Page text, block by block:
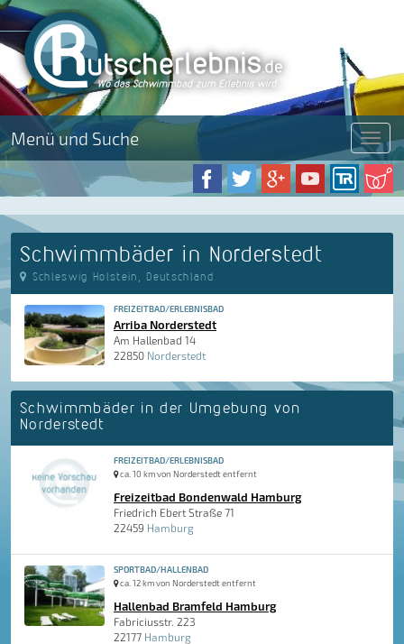
Menü und Suche Menü
Schwimmbäder in Norderstedt
Schleswig Holstein, Deutschland
FREIZEITBAD/ERLEBNISBAD
Arriba Norderstedt
Am Hallenbad 14
22850 Norderstedt
Schwimmbäder in der Umgebung von
Norderstedt
FREIZEITBAD/ERLEBNISBAD
ca. 10 km von Norderstedt entfernt
Freizeitbad Bondenwald Hamburg
Friedrich Ebert Straße 71
22459 Hamburg
SPORTBAD/HALLENBAD
ca. 12 km von Norderstedt entfernt
Hallenbad Bramfeld Hamburg
Fabriciusstr. 223
22177 Hamburg